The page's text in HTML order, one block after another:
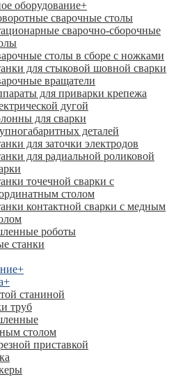
оборудование+
сварочные столы
сварочно-сборочные
столы в сборе с ножками
для стыковой шовной сварки
вращатели
для приварки крепежа
дугой
для сварки
деталей
для заточки электродов
для радиальной роликовой
точечной сварки с
столом
контактной сварки с медным
роботы
станки
+
+
станиной
труб
столом
приставкой